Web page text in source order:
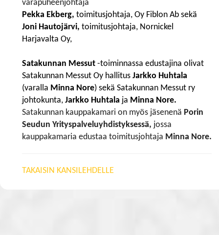
varapuheenjohtaja
Pekka Ekberg, toimitusjohtaja, Oy Fiblon Ab sekä
Joni Hautojärvi, toimitusjohtaja, Nornickel
Harjavalta Oy,
Satakunnan Messut -toiminnassa edustajina olivat
Satakunnan Messut Oy hallitus Jarkko Huhtala
(varalla Minna Nore) sekä Satakunnan Messut ry
johtokunta, Jarkko Huhtala ja Minna Nore.
​​​​​​​Satakunnan kauppakamari on myös jäsenenä Porin
Seudun Yrityspalveluyhdistyksessä, jossa
kauppakamaria edustaa toimitusjohtaja Minna Nore.
TAKAISIN KANSILEHDELLE